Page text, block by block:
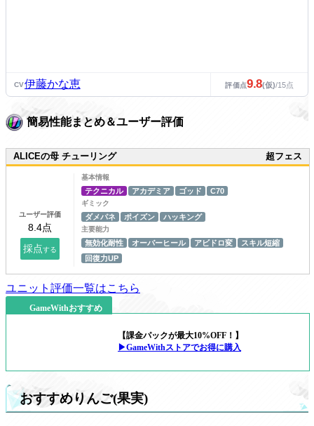
CV伊藤かな恵 評価点9.8(仮)/15点
簡易性能まとめ＆ユーザー評価
ALICEの母 チューリング 超フェス
ユーザー評価
基本情報
テクニカル アカデミア ゴッド C70
ギミック
ダメパネ ポイズン ハッキング
主要能力
無効化耐性 オーバーヒール アビドロ変
スキル短縮
回復力UP
ユニット評価一覧はこちら
GameWithおすすめ
【課金パックが最大10%OFF！】
▶GameWithストアでお得に購入
おすすめりんご(果実)